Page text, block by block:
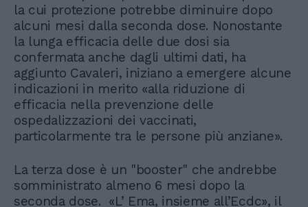
la cui protezione potrebbe diminuire dopo
alcuni mesi dalla seconda dose. Nonostante
la lunga efficacia delle due dosi sia
confermata anche dagli ultimi dati, ha
aggiunto Cavaleri, iniziano a emergere alcune
indicazioni in merito «alla riduzione di
efficacia nella prevenzione delle
ospedalizzazioni dei vaccinati,
particolarmente tra le persone più anziane».
La terza dose è un "booster" che andrebbe
somministrato almeno 6 mesi dopo la
seconda dose. «L’ Ema, insieme all’Ecdc», il